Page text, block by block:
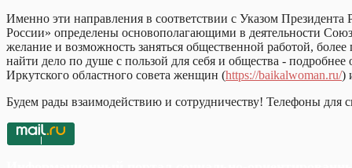
Именно эти направления в соответствии с Указом
России» определены основополагающими в деятельности
желание и возможность заняться общественной работой,
найти дело по душе с пользой для себя и общества -
Иркутского областного совета женщин (https://baikalwoman.ru/)
Будем рады взаимодействию и сотрудничеству! Телефоны для